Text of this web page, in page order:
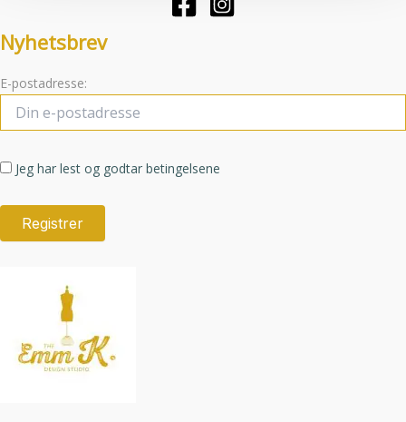
produktsiden
Nyhetsbrev
E-postadresse:
Jeg har lest og godtar betingelsene